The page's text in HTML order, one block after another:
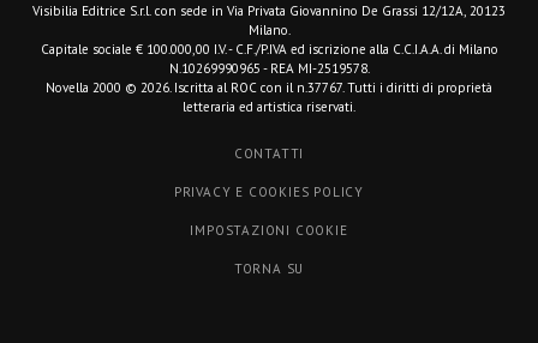
Visibilia Editrice S.r.l. con sede in Via Privata Giovannino De Grassi 12/12A, 20123
Milano.
Capitale sociale € 100.000,00 I.V. - C.F./P.IVA ed iscrizione alla C.C.I.A.A. di Milano
N.10269990965 - REA MI-2519578.
Novella 2000 © 2026. Iscritta al ROC con il n.37767. Tutti i diritti di proprietà
letteraria ed artistica riservati.
CONTATTI
PRIVACY E COOKIES POLICY
IMPOSTAZIONI COOKIE
TORNA SU